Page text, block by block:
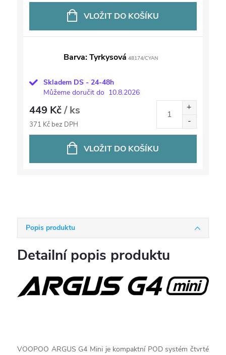
VLOŽIT DO KOŠÍKU
Barva: Tyrkysová 48174/CYAN
Skladem DS - 24-48h
Můžeme doručit do 10.8.2026
449 Kč/ ks
371 Kč bez DPH
VLOŽIT DO KOŠÍKU
Popis produktu
Detailní popis produktu
VOOPOO ARGUS G4 Mini je kompaktní POD systém čtvrté